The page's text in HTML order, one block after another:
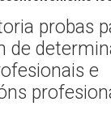
probas
de
e